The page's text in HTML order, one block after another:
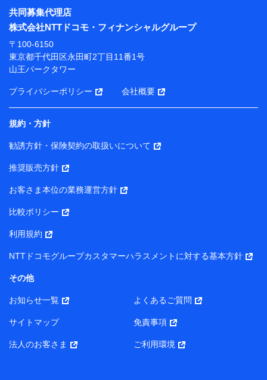
維持管理等の委託業務遂行のため、またそれらに付帯、
関連する当社または株式会社NTTドコモ・フィナンシャ
ルグループおよび提携会社のサービスを案内、提供する
ため
（各サービスで取得したサービス利用履歴、ウェブサイ
トの閲覧履歴、購買履歴、ご契約内容等のパーソナルデ
ータを分析して、お客さまの趣味・嗜好・傾向に応じた
サービス・商品等に関するご提案や広告の配信等を行う
ことがあります。）
各種セミナーの開催のため
コンサルティングサービスの実施のため
アンケートやキャンペーン等の実施のため
上記に係る案内・手続き・管理等付帯業務を行うため
所・代表者名】
り）
株式会社NTTドコモ・フィナンシャルグループ 代表取締役
社長 廣井 孝史
東京都中央区日本橋人形町2-14-10 アーバンネット日本橋
株式会社ドコモ・インシュアランス 代表取締役社長 吉
村 忠義
また当社は、オンライン面談による保険のご相談にあたっ
共同募集代理店
株式会社NTTドコモ・フィナンシャルグループ
〒100-6150
東京都千代田区永田町2丁目11番1号
山王パークタワー
プライバシーポリシー 会社概要
規約・方針
勧誘方針・保険契約の取扱いについて
推奨販売方針
お客さま本位の業務運営方針
比較ポリシー
利用規約
NTTドコモグループカスタマーハラスメントに対する基本方針
その他
お知らせ一覧 よくあるご質問
サイトマップ 免責事項
法人のお客さま ご利用環境